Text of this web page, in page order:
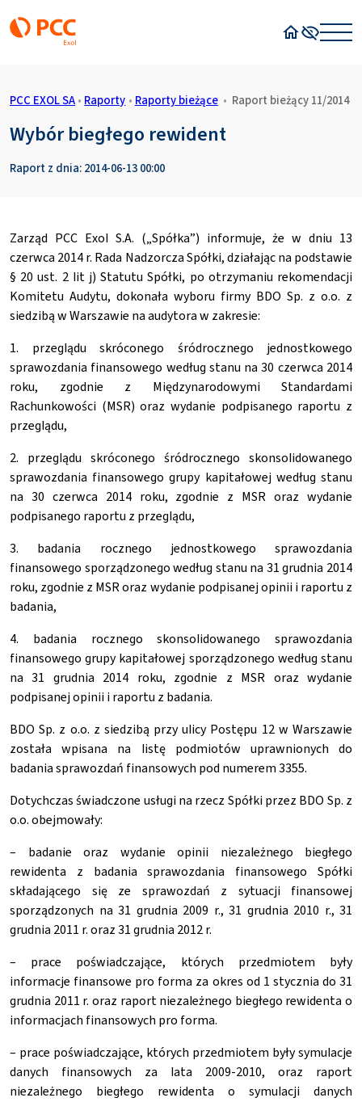
PCC EXOL SA • Raporty • Raporty bieżące • Raport bieżący 11/2014
Wybór biegłego rewident
Raport z dnia: 2014-06-13 00:00
Zarząd PCC Exol S.A. („Spółka”) informuje, że w dniu 13
czerwca 2014 r. Rada Nadzorcza Spółki, działając na podstawie
§ 20 ust. 2 lit j) Statutu Spółki, po otrzymaniu rekomendacji
Komitetu Audytu, dokonała wyboru firmy BDO Sp. z o.o. z
siedzibą w Warszawie na audytora w zakresie:
1. przeglądu skróconego śródrocznego jednostkowego
sprawozdania finansowego według stanu na 30 czerwca 2014
roku, zgodnie z Międzynarodowymi Standardami
Rachunkowości (MSR) oraz wydanie podpisanego raportu z
przeglądu,
2. przeglądu skróconego śródrocznego skonsolidowanego
sprawozdania finansowego grupy kapitałowej według stanu
na 30 czerwca 2014 roku, zgodnie z MSR oraz wydanie
podpisanego raportu z przeglądu,
3. badania rocznego jednostkowego sprawozdania
finansowego sporządzonego według stanu na 31 grudnia 2014
roku, zgodnie z MSR oraz wydanie podpisanej opinii i raportu z
badania,
4. badania rocznego skonsolidowanego sprawozdania
finansowego grupy kapitałowej sporządzonego według stanu
na 31 grudnia 2014 roku, zgodnie z MSR oraz wydanie
podpisanej opinii i raportu z badania.
BDO Sp. z o.o. z siedzibą przy ulicy Postępu 12 w Warszawie
została wpisana na listę podmiotów uprawnionych do
badania sprawozdań finansowych pod numerem 3355.
Dotychczas świadczone usługi na rzecz Spółki przez BDO Sp. z
o.o. obejmowały:
– badanie oraz wydanie opinii niezależnego biegłego
rewidenta z badania sprawozdania finansowego Spółki
składającego się ze sprawozdań z sytuacji finansowej
sporządzonych na 31 grudnia 2009 r., 31 grudnia 2010 r., 31
grudnia 2011 r. oraz 31 grudnia 2012 r.
– prace poświadczające, których przedmiotem były
informacje finansowe pro forma za okres od 1 stycznia do 31
grudnia 2011 r. oraz raport niezależnego biegłego rewidenta o
informacjach finansowych pro forma.
– prace poświadczające, których przedmiotem były symulacje
danych finansowych za lata 2009-2010, oraz raport
niezależnego biegłego rewidenta o symulacji danych